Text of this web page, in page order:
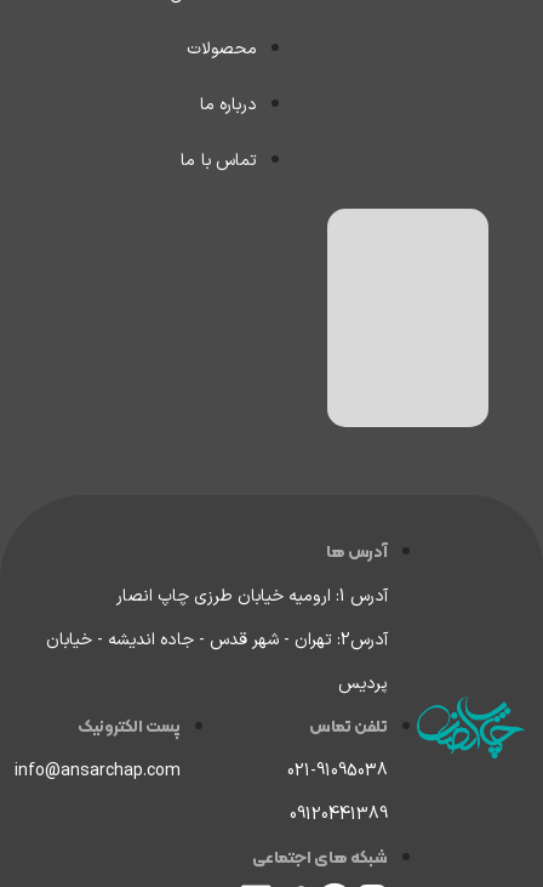
محصولات
درباره ما
تماس با ما
آدرس ها
آدرس 1: ارومیه خیابان طرزی چاپ انصار
آدرس2: تهران - شهر قدس - جاده اندیشه - خیابان
پردیس
تلفن تماس
021-91095038
09120441389
پست الکترونیک
info@ansarchap.com
شبکه های اجتماعی